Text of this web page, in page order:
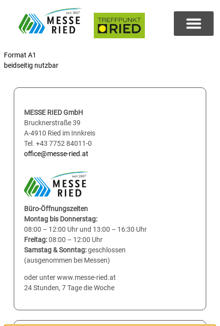
Format A1
beidseitig nutzbar
MESSE RIED GmbH
Brucknerstraße 39
A-4910 Ried im Innkreis
Tel. +43 7752 84011-0
office@messe-ried.at
Büro-Öffnungszeiten
Montag bis Donnerstag:
08:00 – 12:00 Uhr und 13:00 – 16:30 Uhr
Freitag:08:00 – 12:00 Uhr
Samstag & Sonntag:geschlossen
(ausgenommen bei Messen)
oder unter www.messe-ried.at
24 Stunden, 7 Tage die Woche